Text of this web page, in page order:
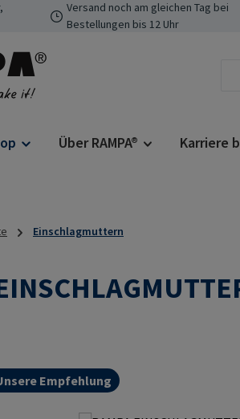
springen
Versand noch am gleichen Tag bei
Bestellungen bis 12 Uhr
Über RAMPA® Karriere
Einschlagmuttern
Empfehlung